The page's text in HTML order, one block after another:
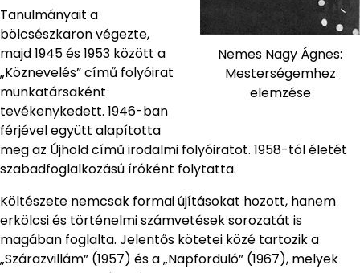
Nemes Nagy Ágnes:
Mesterségemhez
elemzése
Tanulmányait a
bölcsészkaron végezte,
majd 1945 és 1953 között a
„Köznevelés” című folyóirat
munkatársaként
tevékenykedett. 1946-ban
férjével együtt alapította
meg az Újhold című irodalmi folyóiratot. 1958-tól életét
szabadfoglalkozású íróként folytatta.
Költészete nemcsak formai újításokat hozott, hanem
erkölcsi és történelmi számvetések sorozatát is
magában foglalta. Jelentős kötetei közé tartozik a
„Szárazvillám” (1957) és a „Napforduló” (1967), melyek